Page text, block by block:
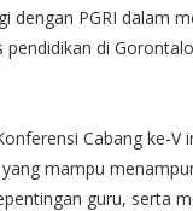
dengan PGRI dalam
pendidikan di
Cabang ke-V
mampu
guru, serta